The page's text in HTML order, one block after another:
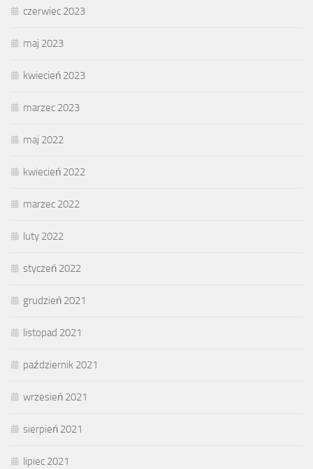
czerwiec 2023
maj 2023
kwiecień 2023
marzec 2023
maj 2022
kwiecień 2022
marzec 2022
luty 2022
styczeń 2022
grudzień 2021
listopad 2021
październik 2021
wrzesień 2021
sierpień 2021
lipiec 2021